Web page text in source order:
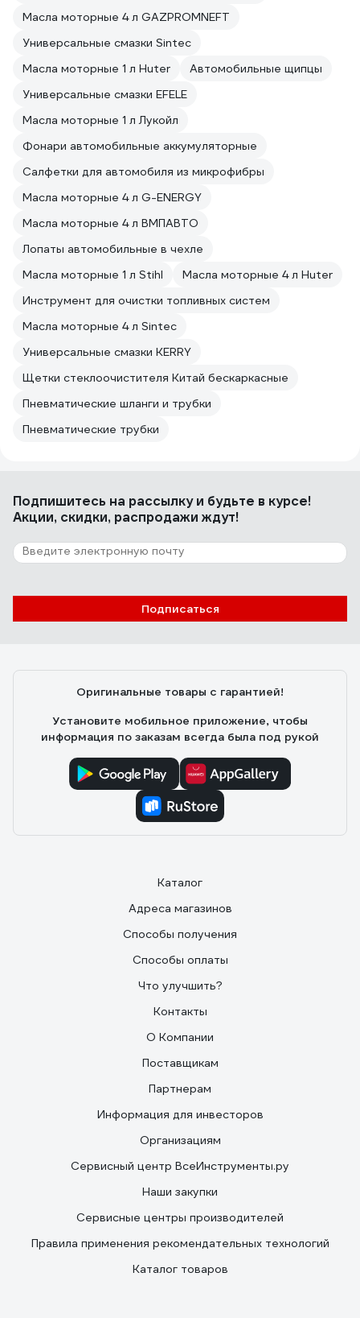
Масла моторные 4 л GAZPROMNEFT
Универсальные смазки Sintec
Масла моторные 1 л Huter
Автомобильные щипцы
Универсальные смазки EFELE
Масла моторные 1 л Лукойл
Фонари автомобильные аккумуляторные
Салфетки для автомобиля из микрофибры
Масла моторные 4 л G-ENERGY
Масла моторные 4 л ВМПАВТО
Лопаты автомобильные в чехле
Масла моторные 1 л Stihl
Масла моторные 4 л Huter
Инструмент для очистки топливных систем
Масла моторные 4 л Sintec
Универсальные смазки KERRY
Щетки стеклоочистителя Китай бескаркасные
Пневматические шланги и трубки
Пневматические трубки
Подпишитесь на рассылкуи будьте в курсе!
Акции, скидки, распродажи ждут!
Подписаться
Оригинальные товары с гарантией!
Установите мобильное приложение, чтобы
информация по заказам всегда была под рукой
Каталог
Адреса магазинов
Способы получения
Способы оплаты
Что улучшить?
Контакты
О Компании
Поставщикам
Партнерам
Информация для инвесторов
Организациям
Сервисный центр ВсеИнструменты.ру
Наши закупки
Сервисные центры производителей
Правила применения рекомендательных технологий
Каталог товаров